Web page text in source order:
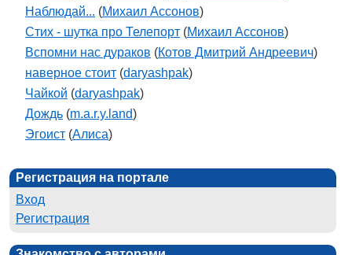
Наблюдай... (Михаил Ассонов)
Стих - шутка про Телепорт (Михаил Ассонов)
Вспомни нас дураков (Котов Дмитрий Андреевич)
наверное стоит (daryashpak)
Чайкой (daryashpak)
Дождь (m.a.r.y.land)
Эгоист (Алиса)
Регистрация на портале
Вход
Регистрация